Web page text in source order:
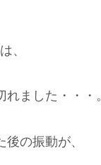
、
れました・・・
の振動が、